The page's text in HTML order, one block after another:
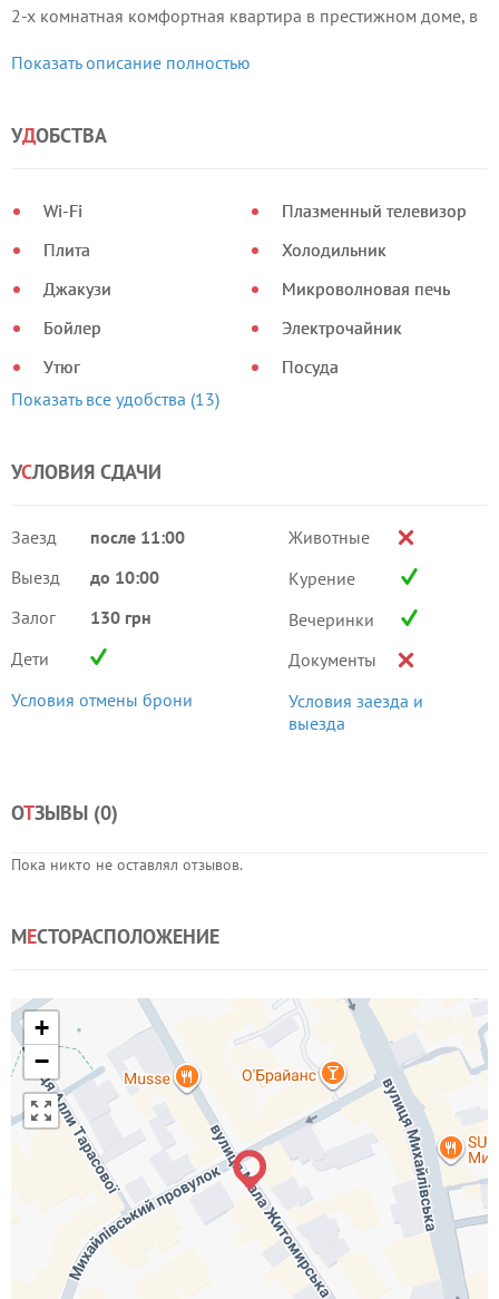
2-х комнатная комфортная квартира в престижном доме, в
трех минутах ходьбы - ТЦ «Глобус», множество различных
Показать описание полностью
УДОБСТВА
Wi-Fi
Плита
Джакузи
Бойлер
Утюг
Плазменный телевизор
Холодильник
Микроволновая печь
Электрочайник
Посуда
Показать все удобства (13)
УСЛОВИЯ СДАЧИ
Заезд
после 11:00
Выезд
до 10:00
Залог
130 грн
Дети
Условия отмены брони
Животные
Курение
Вечеринки
Документы
Условия заезда и
выезда
ОТЗЫВЫ (0)
Пока никто не оставлял отзывов.
МЕСТОРАСПОЛОЖЕНИЕ
+
−